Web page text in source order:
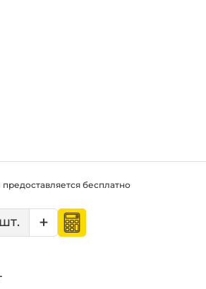
бесплатно
+